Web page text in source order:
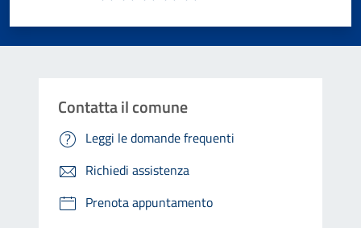
Contatta il comune
Leggi le domande frequenti
Richiedi assistenza
Prenota appuntamento